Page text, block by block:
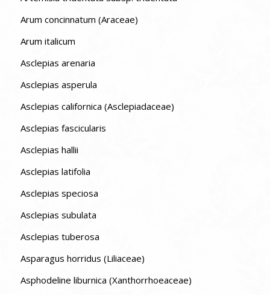
Arum concinnatum (Araceae)
Arum italicum
Asclepias arenaria
Asclepias asperula
Asclepias californica (Asclepiadaceae)
Asclepias fascicularis
Asclepias hallii
Asclepias latifolia
Asclepias speciosa
Asclepias subulata
Asclepias tuberosa
Asparagus horridus (Liliaceae)
Asphodeline liburnica (Xanthorrhoeaceae)